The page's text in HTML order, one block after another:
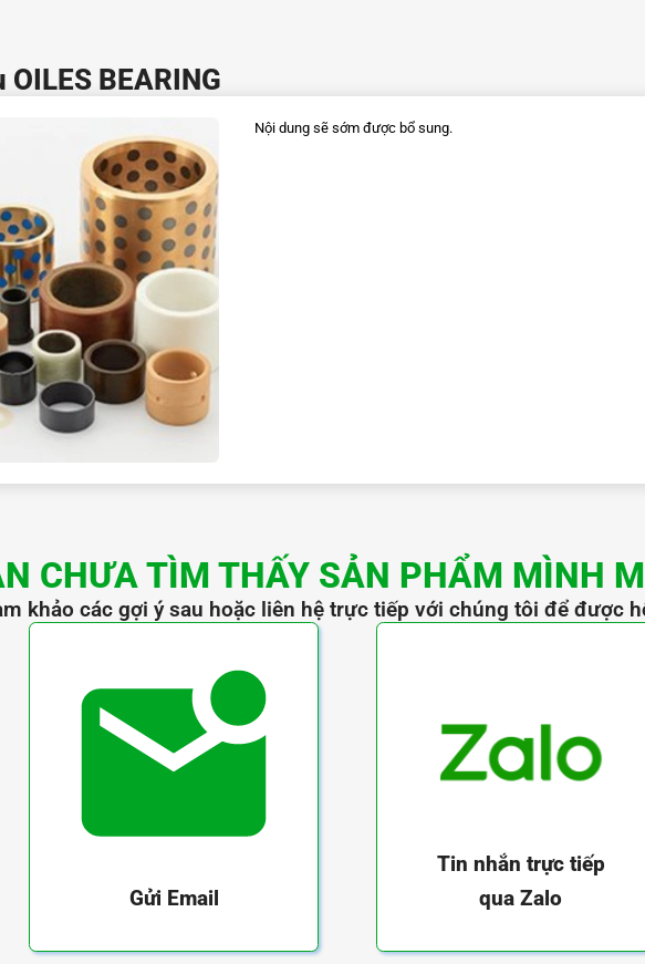
BEARING
Nội dung sẽ sớm được bổ sung.
CHƯA TÌM THẤY SẢN PHẨM MÌNH
khảo các gợi ý sau hoặc liên hệ trực tiếp với chúng tôi để được
Gửi Email
Tin nhắn trực tiếp
qua Zalo